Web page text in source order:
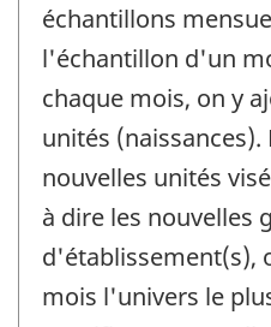
échantillons
l'échantillon d'un
chaque mois, on y
unités
nouvelles unités
à dire les nouvelles
d'établissement(s),
mois l'univers le